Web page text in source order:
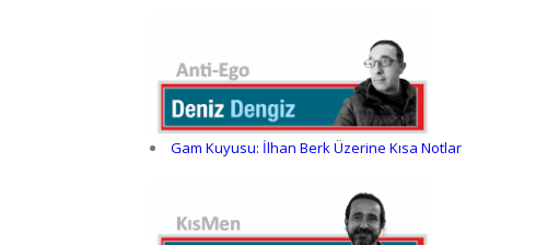
Gam Kuyusu: İlhan Berk Üzerine Kısa Notlar